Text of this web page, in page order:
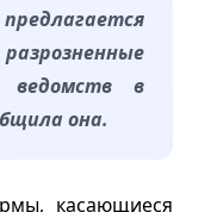
ведомств в
она.
касающиеся